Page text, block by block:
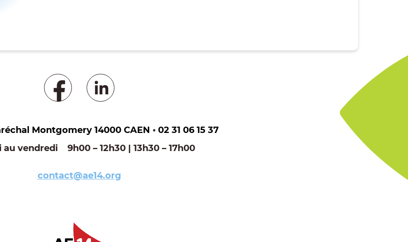
Montgomery 14000 CAEN • 02 31 06 15 37
au vendredi 9h00 – 12h30 | 13h30 – 17h00
contact@ae14.org